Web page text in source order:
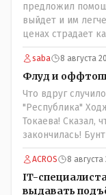
предложил
выйдет и им
ценах страдает
проблема. // На
значительно
покупайте
вкусней
пекарнях; мясо -
значительно
финансовой
правда то
дешевле и
на 250-300
Костанае.
saba 8 августа
Флуд и
Что вдруг
"Республика"
Токаева! Сказал,
закончилась!
правдолюб вдруг
Появился
всесильного
президента
ACROS 8 августа
IT-
выдавать